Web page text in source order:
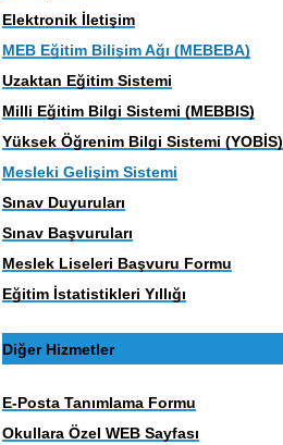
Elektronik İletişim
MEB Eğitim Bilişim Ağı (MEBEBA)
Uzaktan Eğitim Sistemi
Milli Eğitim Bilgi Sistemi (MEBBIS)
Yüksek Öğrenim Bilgi Sistemi (YOBİS)
Mesleki Gelişim Sistemi
Sınav Duyuruları
Sınav Başvuruları
Meslek Liseleri Başvuru Formu
Eğitim İstatistikleri Yıllığı
Diğer Hizmetler
E-Posta Tanımlama Formu
Okullara Özel WEB Sayfası